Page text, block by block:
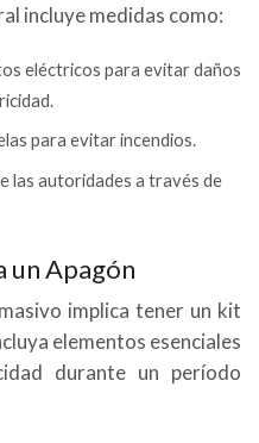
incluye medidas como:
eléctricos para evitar daños
para evitar incendios.
las autoridades a través de
un Apagón
implica tener un kit
elementos esenciales
durante un período